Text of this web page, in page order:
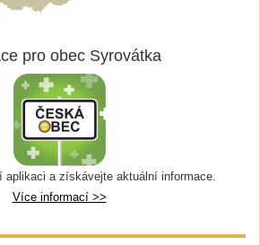
pro obec Syrovátka
aplikaci a získávejte aktuální informace.
Více informací >>